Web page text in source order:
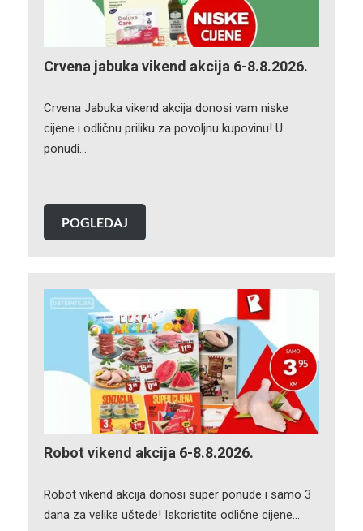
Crvena jabuka vikend akcija 6-8.8.2026.
Crvena Jabuka vikend akcija donosi vam niske
cijene i odličnu priliku za povoljnu kupovinu! U
ponudi…
POGLEDAJ
Robot vikend akcija 6-8.8.2026.
Robot vikend akcija donosi super ponude i samo 3
dana za velike uštede! Iskoristite odlične cijene…